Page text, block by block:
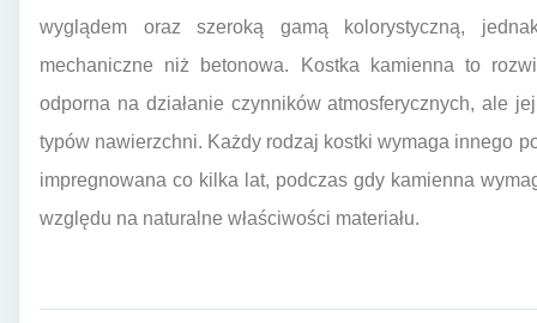
wyglądem oraz szeroką gamą kolorystyczną,
mechaniczne niż betonowa. Kostka kamienna to
odporna na działanie czynników atmosferycznych, ale
typów nawierzchni. Każdy rodzaj kostki wymaga innego
impregnowana co kilka lat, podczas gdy kamienna
względu na naturalne właściwości materiału.